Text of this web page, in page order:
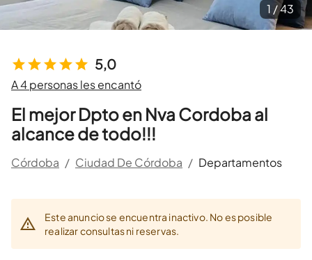
5,0
A 4 personas les encantó
El mejor Dpto en Nva Cordoba al
alcance de todo!!!
Córdoba / Ciudad De Córdoba / Departamentos
1 /43
Este anuncio se encuentra inactivo. No es posible
realizar consultas ni reservas.